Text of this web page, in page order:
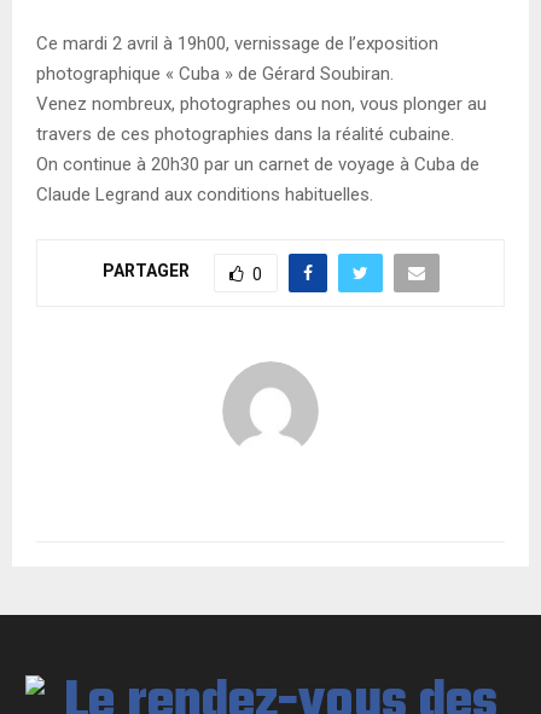
Ce mardi 2 avril à 19h00, vernissage de l’exposition
photographique « Cuba » de Gérard Soubiran.
Venez nombreux, photographes ou non, vous plonger au
travers de ces photographies dans la réalité cubaine.
On continue à 20h30 par un carnet de voyage à Cuba de
Claude Legrand aux conditions habituelles.
PARTAGER 0